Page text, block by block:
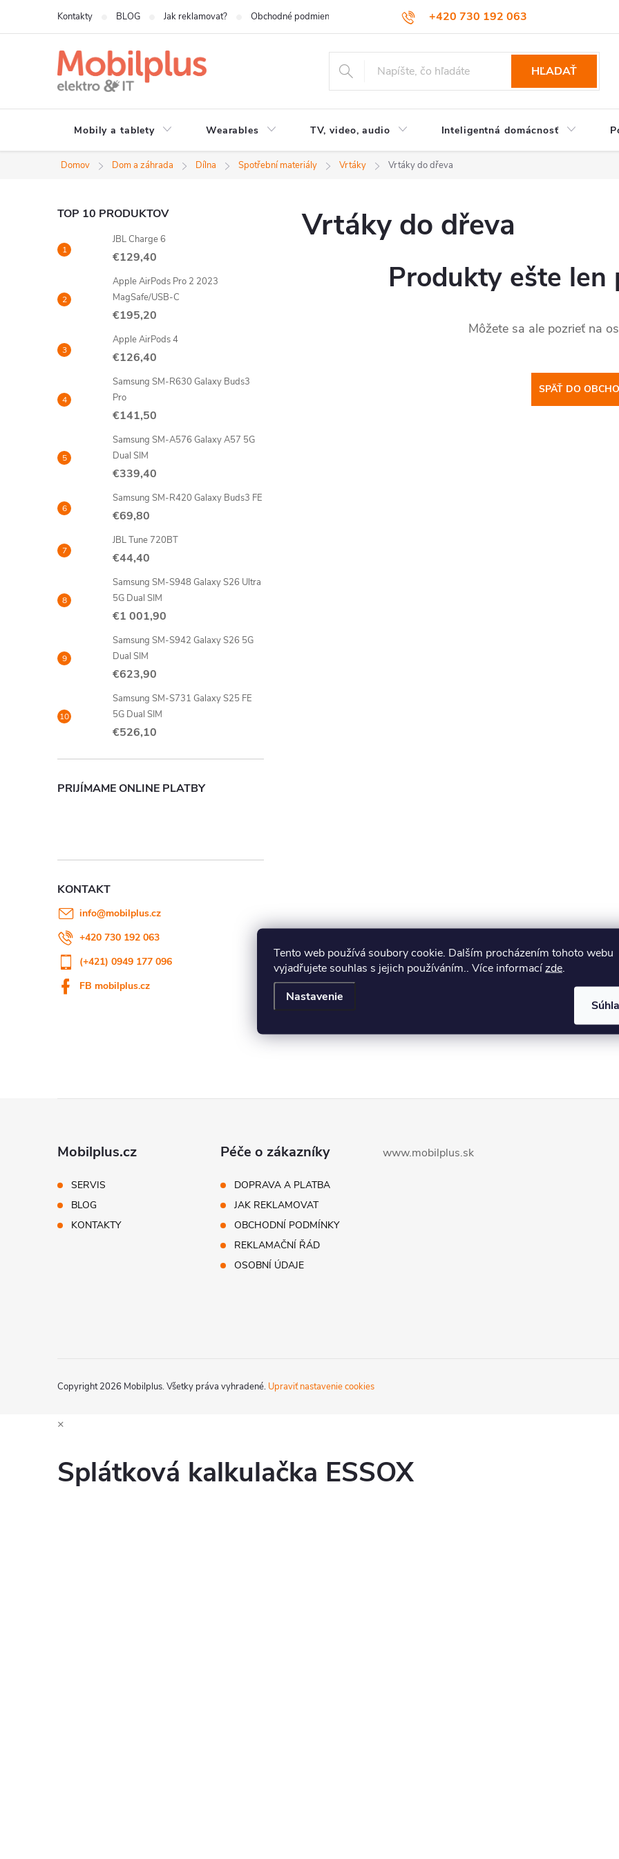
Tento web používá soubory cookie. Dalším procházením tohoto webu
vyjadřujete souhlas s jejich používáním.. Více informacízde.
Nastavenie
+420 730 192 063
Kontakty BLOG Jak reklamovat? Obchodné podmienky Podmienky ochrany osobných údajov
HĽADAŤ
Mobily a tablety Wearables TV, video, audio Inteligentná domácnosť
Domov Dom a záhrada Dílna Spotřební materiály Vrtáky Vrtáky do dřeva
B
o
č
ý
p
n
e
l
TOP 10 PRODUKTOV
JBL Charge 6
€129,40
Apple AirPods Pro 2 2023
MagSafe/USB-C
€195,20
Apple AirPods 4
€126,40
Samsung SM-R630 Galaxy Buds3
Pro
€141,50
Samsung SM-A576 Galaxy A57 5G
Dual SIM
€339,40
Samsung SM-R420 Galaxy Buds3 FE
€69,80
JBL Tune 720BT
€44,40
Samsung SM-S948 Galaxy S26 Ultra
5G Dual SIM
€1 001,90
Samsung SM-S942 Galaxy S26 5G
Dual SIM
€623,90
Samsung SM-S731 Galaxy S25 FE
5G Dual SIM
€526,10
PRIJÍMAME ONLINE PLATBY
KONTAKT
info@mobilplus.cz
+420 730 192 063
(+421) 0949 177 096
FB mobilplus.cz
Vrtáky do dřeva
Produkty ešte len
Môžete sa ale pozrieť na
SPÄŤ DO
Mobilplus.cz
SERVIS
BLOG
KONTAKTY
Péče o zákazníky
DOPRAVA A PLATBA
JAK REKLAMOVAT
OBCHODNÍ PODMÍNKY
REKLAMAČNÍ ŘÁD
OSOBNÍ ÚDAJE
www.mobilplus.sk
Copyright 2026 Mobilplus. Všetky práva vyhradené. Upraviť nastavenie cookies
×
Splátková kalkulačka ESSOX